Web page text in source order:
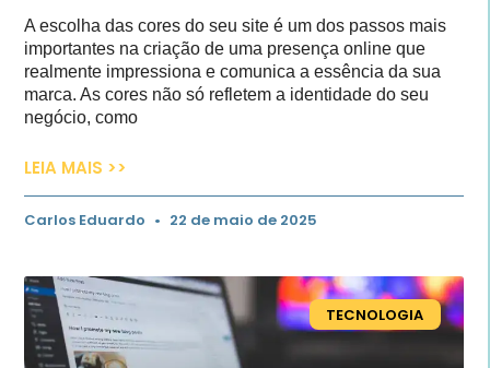
A escolha das cores do seu site é um dos passos mais
importantes na criação de uma presença online que
realmente impressiona e comunica a essência da sua
marca. As cores não só refletem a identidade do seu
negócio, como
LEIA MAIS >>
Carlos Eduardo 22 de maio de 2025
TECNOLOGIA